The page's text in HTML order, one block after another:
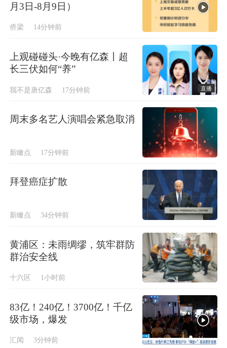
月3日-8月9日）
侨梁 14分钟前
上观碰碰头·今晚有亿森丨超
长三伏如何“养”
我不是唐亿森 17分钟前 直播
周末多名艺人演唱会紧急取消
新瞰点 17分钟前
拜登癌症扩散
新瞰点 34分钟前
黄浦区：未雨绸缪，筑牢群防
群治安全线
十六区 1小时前
83亿！240亿！3700亿！千亿
级市场，爆发
汇闻 3分钟前